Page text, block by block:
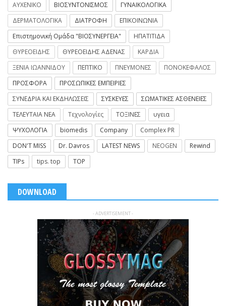
ΑΥΧΕΝΙΚΟ
ΒΙΟΣΥΝΤΟΝΙΣΜΟΣ
ΓΥΝΑΙΚΟΛΟΓΙΚΑ
ΔΕΡΜΑΤΟΛΟΓΙΚΑ
ΔΙΑΤΡΟΦΗ
ΕΠΙΚΟΙΝΩΝΙΑ
Επιστημονική Ομάδα "ΒΙΟΣΥΝΕΡΓΕΙΑ"
ΗΠΑΤΙΤΙΔΑ
ΘΥΡΕΟΕΙΔΗΣ
ΘΥΡΕΟΕΙΔΗΣ ΑΔΕΝΑΣ
ΚΑΡΔΙΑ
ΞΕΝΙΑ ΙΩΑΝΝΙΔΟΥ
ΠΕΠΤΙΚΟ ΠΝΕΥΜΟΝΕΣ
ΠΟΝΟΚΕΦΑΛΟΣ
ΠΡΟΣΦΟΡΑ
ΠΡΟΣΩΠΙΚΕΣ ΕΜΠΕΙΡΙΕΣ
ΣΥΝΕΔΡΙΑ ΚΑΙ ΕΚΔΗΛΩΣΕΙΣ
ΣΥΣΚΕΥΕΣ
ΣΩΜΑΤΙΚΕΣ ΑΣΘΕΝΕΙΕΣ
ΤΕΛΕΥΤΑΙΑ ΝΕΑ
Τεχνολογίες ΤΟΞΙΝΕΣ
υγεια
ΨΥΧΟΛΟΓΙΑ
biomedis Company
Complex PR
DON'T MISS
Dr. Davros LATEST NEWS NEOGEN
Rewind
TIPs
tips. top TOP
DOWNLOAD
- ADVERTISEMENT -